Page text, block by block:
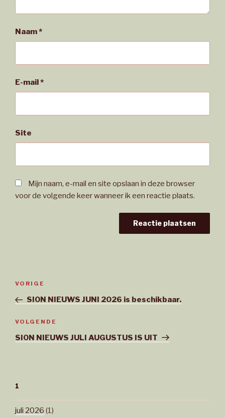
Naam*
E-mail*
Site
Mijn naam, e-mail en site opslaan in deze browser
voor de volgende keer wanneer ik een reactie plaats.
Vorig
bericht
VORIGE
SION NIEUWS JUNI 2026 is beschikbaar.
Volgend
bericht
VOLGENDE
SION NIEUWS JULI AUGUSTUS IS UIT
1
juli 2026 (1)